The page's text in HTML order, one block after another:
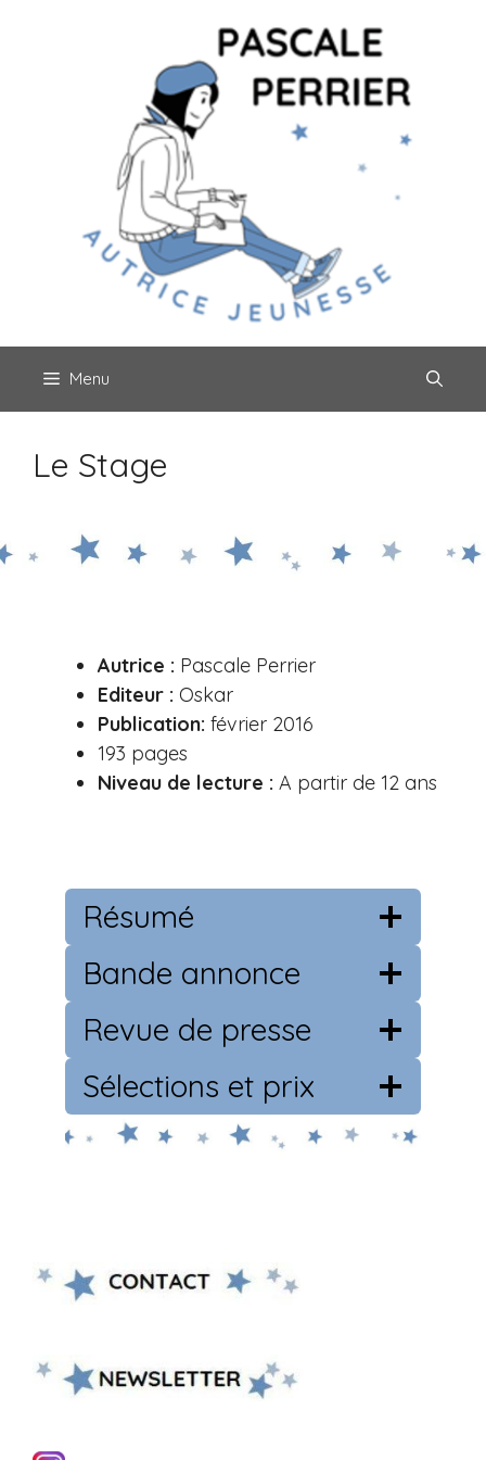
Menu
Le Stage
Autrice : Pascale Perrier
Editeur : Oskar
Publication: février 2016
193 pages
Niveau de lecture : A partir de 12 ans
Résumé
Bande annonce
Revue de presse
Sélections et prix